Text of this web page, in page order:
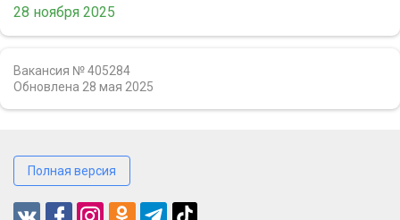
28 ноября 2025
Вакансия № 405284
Обновлена 28 мая 2025
Полная версия